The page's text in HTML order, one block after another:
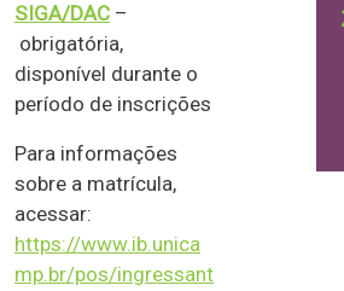
SIGA/DAC –
obrigatória,
disponível durante o
período de inscrições
Para informações
sobre a matrícula,
acessar:
https://www.ib.unica
mp.br/pos/ingressant